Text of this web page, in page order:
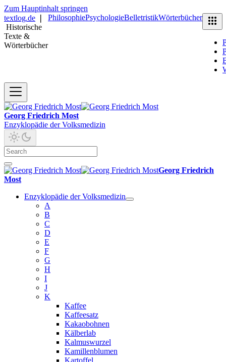
Zum Hauptinhalt springen
textlog.de
Historische
Texte &
Wörterbücher
PhilosophiePsychologieBelletristikWörterbücher
Georg Friedrich Most
Enzyklopädie der Volksmedizin
Georg Friedrich
Most
Enzyklopädie der Volksmedizin
A
B
C
D
E
F
G
H
I
J
K
Kaffee
Kaffeesatz
Kakaobohnen
Kälberlab
Kalmuswurzel
Kamillenblumen
Kartoffel